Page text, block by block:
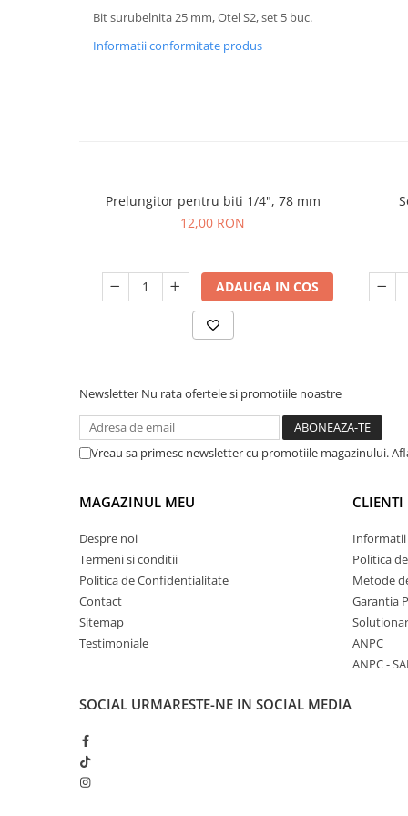
Bit surubelnita 25 mm, Otel S2, set 5 buc.
Informatii conformitate produs
Prelungitor pentru biti 1/4", 78 mm
12,00 RON
ADAUGA IN COS
Newsletter Nu rata ofertele si promotiile noastre
Vreau sa primesc newsletter cu promotiile magazinului.
MAGAZINUL MEU
Despre noi
Termeni si conditii
Politica de Confidentialitate
Contact
Sitemap
Testimoniale
CLIENTI
Politica
Metode
Garantia
ANPC
ANPC -
SOCIAL URMARESTE-NE IN SOCIAL MEDIA